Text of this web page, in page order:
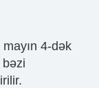
4-dək